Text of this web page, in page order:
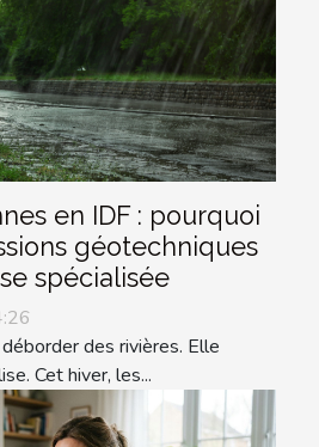
en IDF : pourquoi
géotechniques
spécialisée
des rivières. Elle
Cet hiver, les...